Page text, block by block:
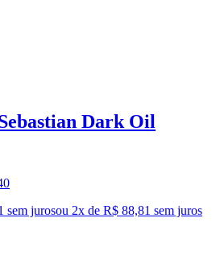
Dark Oil
sem jurosou 2x de R$ 88,81 sem juros